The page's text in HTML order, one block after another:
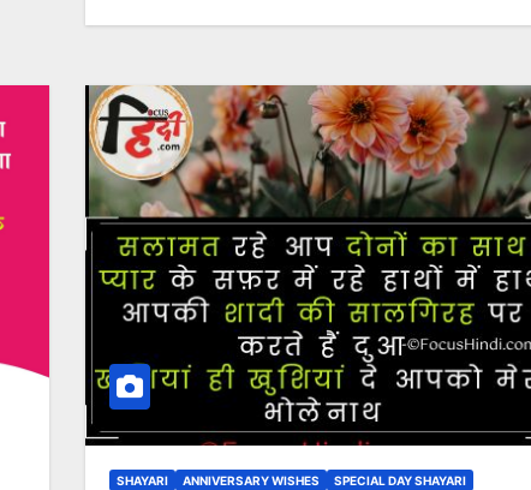
SHAYARI ANNIVERSARY WISHES
SPECIAL DAY SHAYARI